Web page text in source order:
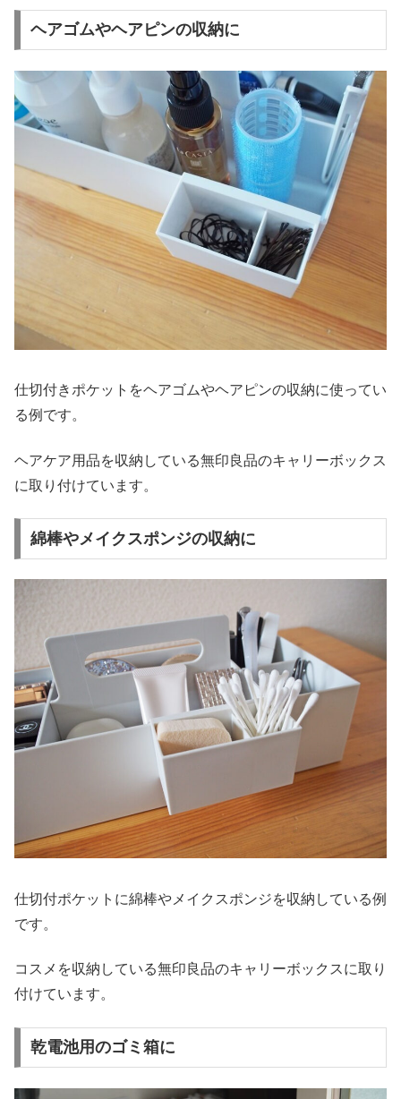
ヘアゴムやヘアピンの収納に
仕切付きポケットをヘアゴムやヘアピンの収納に使ってい
る例です。
ヘアケア用品を収納している無印良品のキャリーボックス
に取り付けています。
綿棒やメイクスポンジの収納に
仕切付ポケットに綿棒やメイクスポンジを収納している例
です。
コスメを収納している無印良品のキャリーボックスに取り
付けています。
乾電池用のゴミ箱に